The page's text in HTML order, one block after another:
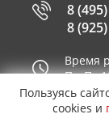
8
8
Время
Пн-Пт
Принимаем
Пользуясь
cookies и